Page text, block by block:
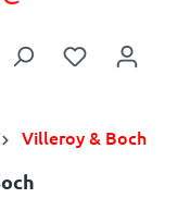
Villeroy & Boch